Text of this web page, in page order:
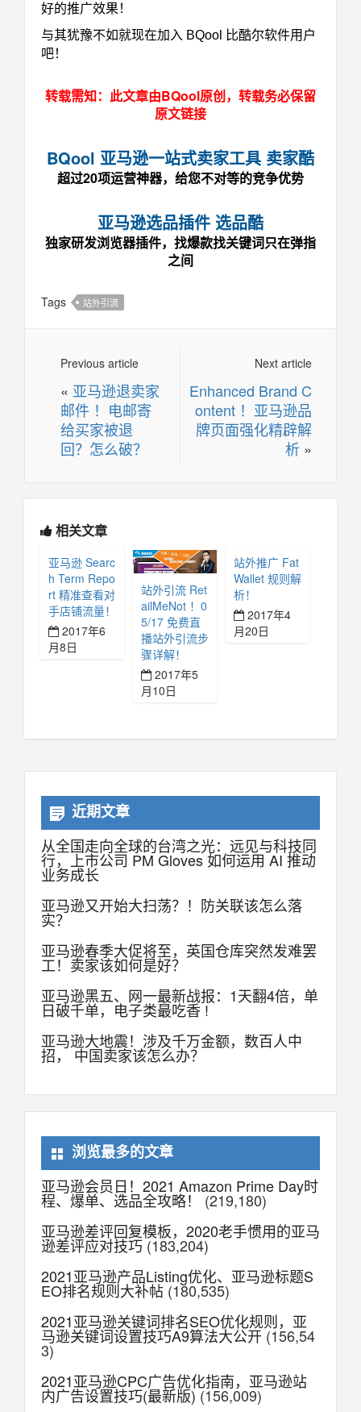
好的推广效果！
与其犹豫不如就现在加入 BQool 比酷尔软件用户
吧！
转载需知：此文章由BQool原创，转载务必保留
原文链接
BQool 亚马逊一站式卖家工具 卖家酷
超过20项运营神器，给您不对等的竞争优势
亚马逊选品插件 选品酷
独家研发浏览器插件，找爆款找关键词只在弹指
之间
Tags 站外引流
Next article
Enhanced Brand C
ontent ！亚马逊品
牌页面强化精辟解
析 »
Previous article
« 亚马逊退卖家
邮件 ！电邮寄
给买家被退
回？怎么破？
相关文章
亚马逊 Searc
h Term Repo
rt 精准查看对
手店铺流量！
2017年6
月8日
站外引流 Ret
ailMeNot ！0
5/17 免费直
播站外引流步
骤详解！
2017年5
月10日
站外推广 Fat
Wallet 规则解
析！
2017年4
月20日
近期文章
从全国走向全球的台湾之光：远见与科技同
行，上市公司 PM Gloves 如何运用 AI 推动
业务成长
亚马逊又开始大扫荡？！防关联该怎么落
实？
亚马逊春季大促将至，英国仓库突然发难罢
工！卖家该如何是好？
亚马逊黑五、网一最新战报：1天翻4倍，单
日破千单，电子类最吃香 !
亚马逊大地震！涉及千万金额，数百人中
招， 中国卖家该怎么办？
浏览最多的文章
亚马逊会员日！2021 Amazon Prime Day时
程、爆单、选品全攻略！
(219,180)
亚马逊差评回复模板，2020老手惯用的亚马
逊差评应对技巧(183,204)
2021亚马逊产品Listing优化、亚马逊标题S
EO排名规则大补帖 (180,535)
2021亚马逊关键词排名SEO优化规则，亚
马逊关键词设置技巧A9算法大公开(156,54
3)
2021亚马逊CPC广告优化指南，亚马逊站
内广告设置技巧(最新版)(156,009)